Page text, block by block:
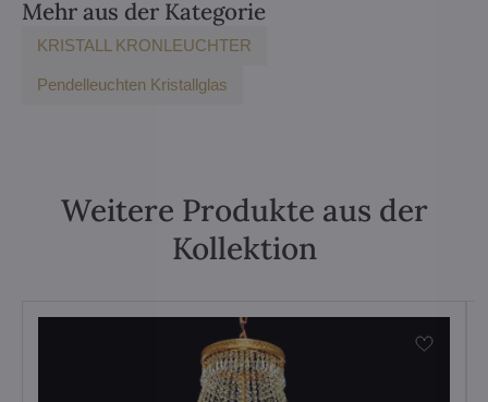
Mehr aus der Kategorie
KRISTALL KRONLEUCHTER
Pendelleuchten Kristallglas
Weitere Produkte aus der
Kollektion